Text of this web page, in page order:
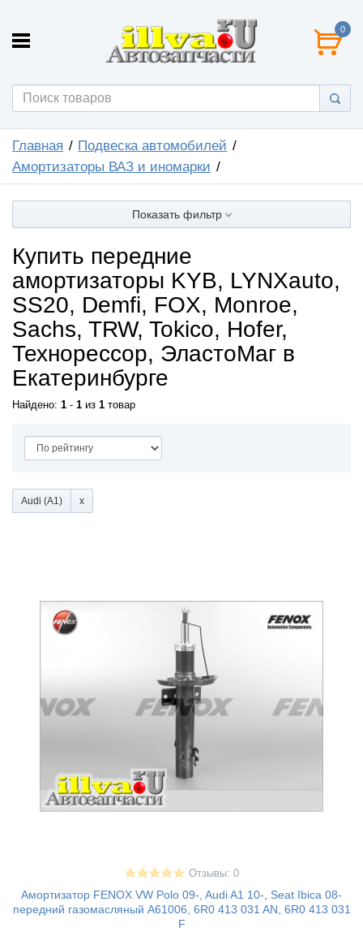
0
Главная
Подвеска автомобилей
Амортизаторы ВАЗ и иномарки
Показать фильтр
Купить передние
амортизаторы KYB, LYNXauto,
SS20, Demfi, FOX, Monroe,
Sachs, TRW, Tokico, Hofer,
Технорессор, ЭластоМаг в
Екатеринбурге
Найдено: 1 - 1 из 1 товар
Audi (A1)
Отзывы: 0
Амортизатор FENOX VW Polo 09-, Audi A1 10-, Seat Ibica 08-
передний газомасляный A61006, 6R0 413 031 AN, 6R0 413 031
F